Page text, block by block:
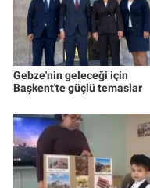
Gebze'nin geleceği için
Başkent'te güçlü temaslar